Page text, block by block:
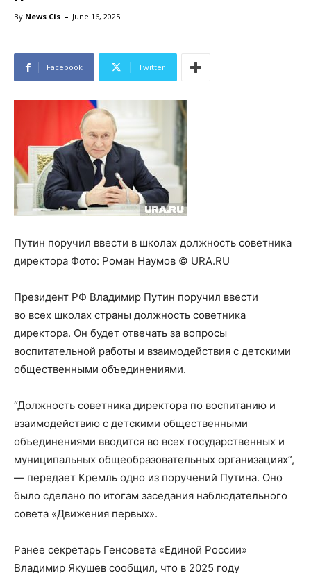
By News Cis - June 16, 2025
Facebook Twitter
Путин поручил ввести в школах должность советника
директора Фото: Роман Наумов © URA.RU
Президент РФ Владимир Путин поручил ввести
во всех школах страны должность советника
директора. Он будет отвечать за вопросы
воспитательной работы и взаимодействия с детскими
общественными объединениями.
“Должность советника директора по воспитанию и
взаимодействию с детскими общественными
объединениями вводится во всех государственных и
муниципальных общеобразовательных организациях”,
— передает Кремль одно из поручений Путина. Оно
было сделано по итогам заседания наблюдательного
совета «Движения первых».
Ранее секретарь Генсовета «Единой России»
Владимир Якушев сообщил, что в 2025 году